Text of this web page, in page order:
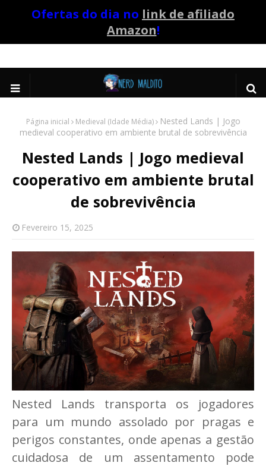
Ofertas do dia no link de afiliado
Amazon!
Página inicial Medieval (Idade Média)
Nested Lands | Jogo
medieval cooperativo em ambiente brutal de sobrevivência
Nested Lands | Jogo medieval
cooperativo em ambiente brutal
de sobrevivência
Fevereiro 15, 2025
Nested Lands transporta os jogadores
para um mundo assolado por pragas e
perigos constantes, onde apenas a gestão
cuidadosa de um assentamento pode